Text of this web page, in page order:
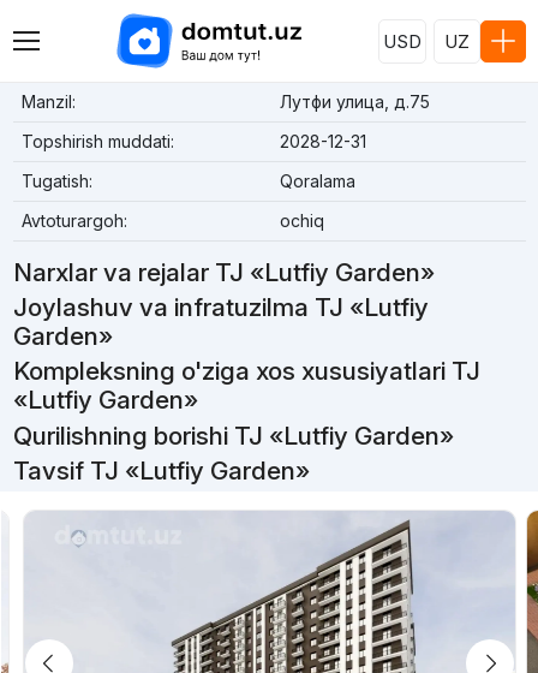
USD UZ
Manzil:
Лутфи улица, д.75
Topshirish muddati:
2028-12-31
Tugatish:
Qoralama
Avtoturargoh:
ochiq
Narxlar va rejalar TJ «Lutfiy Garden»
Joylashuv va infratuzilma TJ «Lutfiy
Garden»
Kompleksning o'ziga xos xususiyatlari TJ
«Lutfiy Garden»
Qurilishning borishi TJ «Lutfiy Garden»
Tavsif TJ «Lutfiy Garden»